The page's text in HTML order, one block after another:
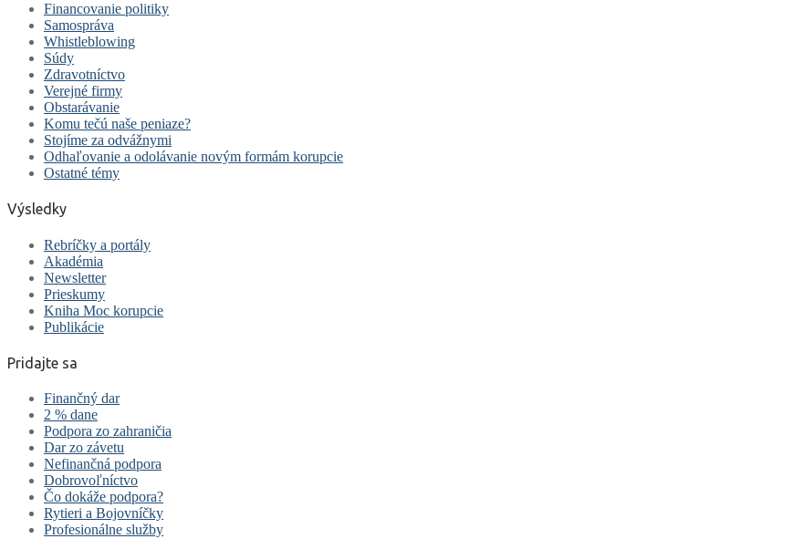
Financovanie politiky
Samospráva
Whistleblowing
Súdy
Zdravotníctvo
Verejné firmy
Obstarávanie
Komu tečú naše peniaze?
Stojíme za odvážnymi
Odhaľovanie a odolávanie novým formám korupcie
Ostatné témy
Výsledky
Rebríčky a portály
Akadémia
Newsletter
Prieskumy
Kniha Moc korupcie
Publikácie
Pridajte sa
Finančný dar
2 % dane
Podpora zo zahraničia
Dar zo závetu
Nefinančná podpora
Dobrovoľníctvo
Čo dokáže podpora?
Rytieri a Bojovníčky
Profesionálne služby